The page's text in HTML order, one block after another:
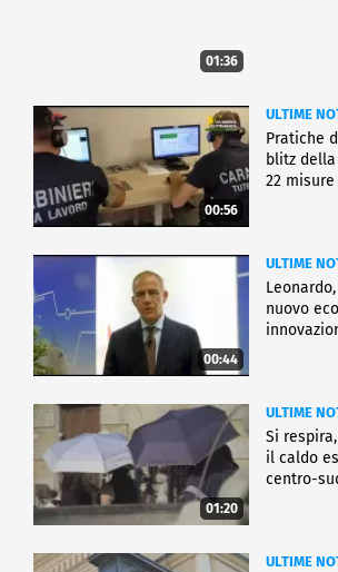
01:36
00:56
ULTIME
Pratiche
blitz
22 misure
00:44
ULTIME
nuovo
01:20
ULTIME
Si
il caldo
centro-
ULTIME